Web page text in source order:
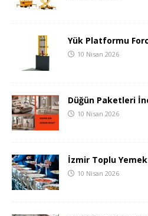
Yük Platformu
10 Nisan 2026
Düğün Paketleri
10 Nisan 2026
İzmir Toplu
10 Nisan 2026